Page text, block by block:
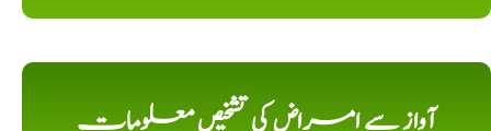
آواز سے امراض کی تشخیص معلومات